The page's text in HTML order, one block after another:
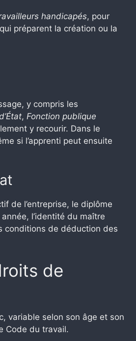
handicapés, pour
préparent la création ou la
y compris les
, Fonction publique
y recourir. Dans le
si l’apprenti peut ensuite
de l’entreprise, le diplôme
l’identité du maître
conditions de déduction des
de
variable selon son âge et son
Code du travail.